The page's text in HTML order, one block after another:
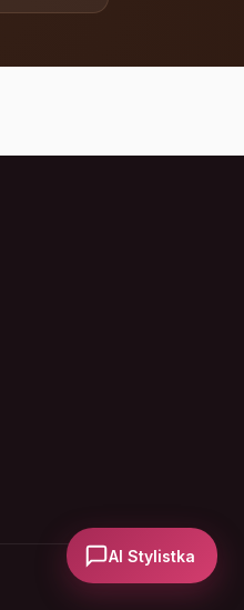
AI Stylistka